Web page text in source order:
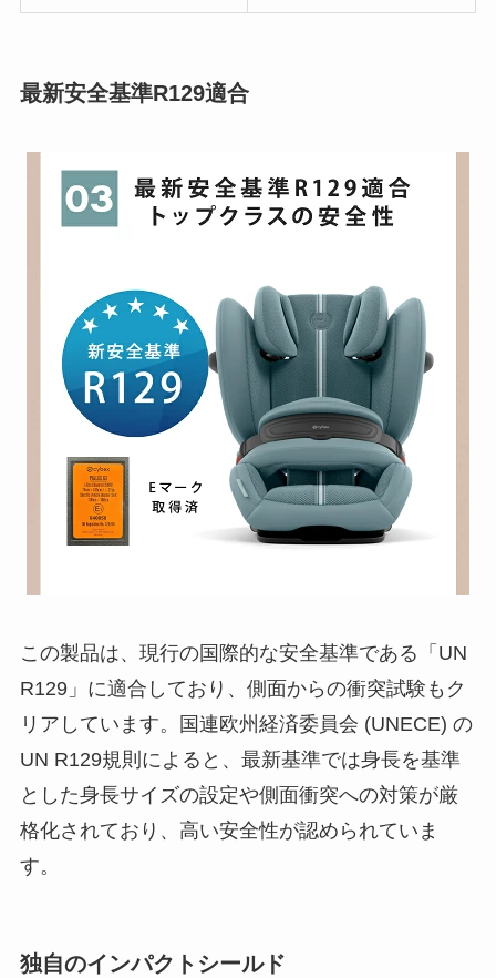
最新安全基準R129適合
この製品は、現行の国際的な安全基準である「UN
R129」に適合しており、側面からの衝突試験もク
リアしています。国連欧州経済委員会 (UNECE) の
UN R129規則によると、最新基準では身長を基準
とした身長サイズの設定や側面衝突への対策が厳
格化されており、高い安全性が認められていま
す。
独自のインパクトシールド